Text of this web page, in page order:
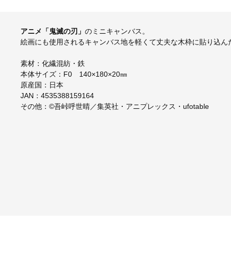
アニメ「鬼滅の刃」 のミニキャンバス。
絵画にも使用されるキャンバス地を軽くて丈夫な木枠に貼り込ん
素材：化繊混紡・鉄
本体サイズ：F0 140×180×20㎜
原産国：日本
JAN：4535388159164
その他：©吾峠呼世晴／集英社・アニプレックス・ufotable